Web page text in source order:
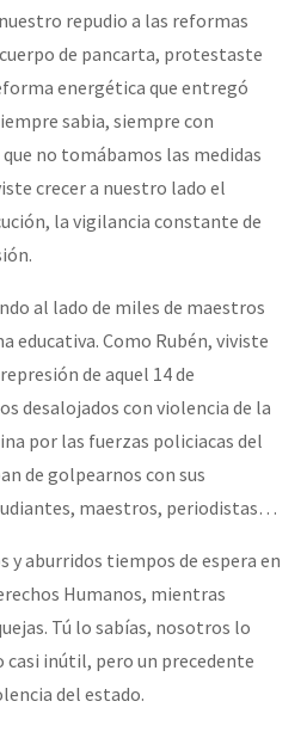
repudio a las reformas
de pancarta, protestaste
energética que entregó
sabia, siempre con
no tomábamos las medidas
crecer a nuestro lado el
la vigilancia constante de
al lado de miles de maestros
educativa. Como Rubén, viviste
de aquel 14 de
desalojados con violencia de la
por las fuerzas policiacas del
de golpearnos con sus
maestros, periodistas…
y aburridos tiempos de espera en
Humanos, mientras
Tú lo sabías, nosotros lo
casi inútil, pero un precedente
del estado.